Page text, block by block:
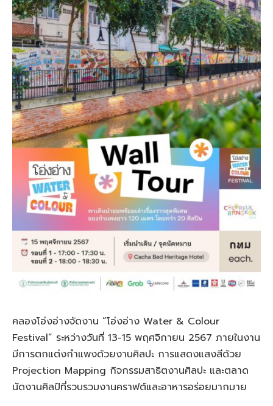
คลองโอ่งอ่างจัดงาน “โอ่งอ่าง Water & Colour
Festival” ระหว่างวันที่ 13-15 พฤศจิกายน 2567 ภายในงาน
มีการตกแต่งกำแพงด้วยงานศิลปะ การแสดงแสงสีด้วย
Projection Mapping กิจกรรมสาธิตงานศิลปะ และตลาด
นัดงานศิลป์ที่รวบรวมงานคราฟต์และอาหารอร่อยมากมาย